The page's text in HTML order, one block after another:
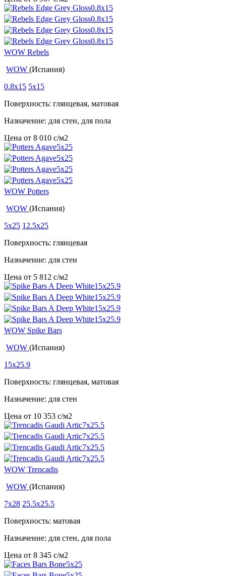
WOW Rebels
WOW (Испания)
0.8x15 5x15
Поверхность: глянцевая, матовая
Назначение: для стен, для пола
Цена от 8 010 c/м2
WOW Potters
WOW (Испания)
5x25 12.5x25
Поверхность: глянцевая
Назначение: для стен
Цена от 5 812 c/м2
WOW Spike Bars
WOW (Испания)
15x25.9
Поверхность: глянцевая, матовая
Назначение: для стен
Цена от 10 353 c/м2
WOW Trencadis
WOW (Испания)
7x28 25.5x25.5
Поверхность: матовая
Назначение: для стен, для пола
Цена от 8 345 c/м2